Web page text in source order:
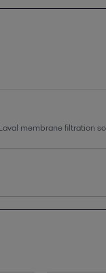
membrane filtration